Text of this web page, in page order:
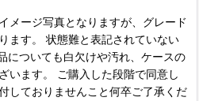
メージ写真となりますが、グレード
ます。 状態難と表記されていない
についても白欠けや汚れ、ケースの
います。 ご購入した段階で同意し
しておりませんこと何卒ご了承くだ